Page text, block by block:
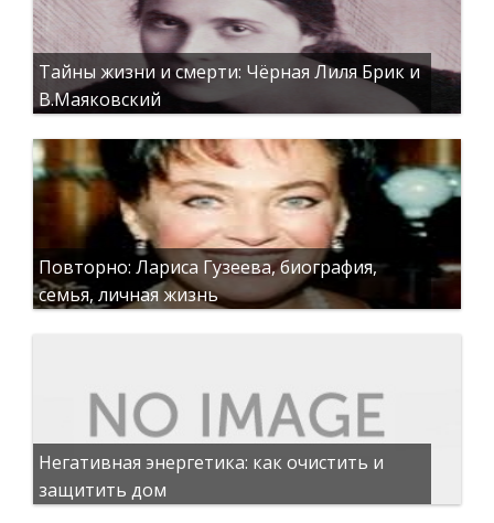
Тайны жизни и смерти: Чёрная Лиля Брик и
В.Маяковский
Повторно: Лариса Гузеева, биография,
семья, личная жизнь
Негативная энергетика: как очистить и
защитить дом